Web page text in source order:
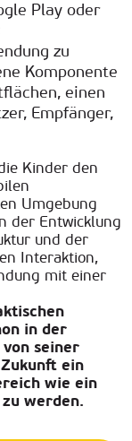
Play oder
zu
Komponente
einen
Empfänger,
Kinder den
Umgebung
der Entwicklung
und der
Interaktion,
mit einer
in der
seiner
ein
wie ein
werden.